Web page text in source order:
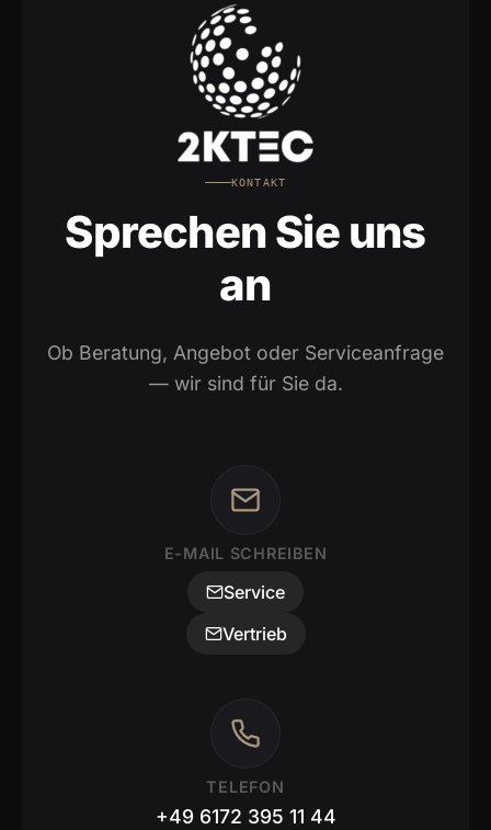
KONTAKT
Sprechen Sie uns
an
Ob Beratung, Angebot oder Serviceanfrage
— wir sind für Sie da.
E-MAIL SCHREIBEN
Service
Vertrieb
TELEFON
+49 6172 395 11 44